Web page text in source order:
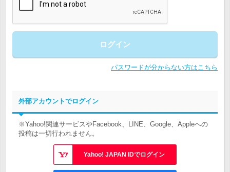
ログイン
パスワードが分からない方はこちら
外部アカウントでログイン
※Yahoo!関連サービスやFacebook、LINE、Google、Appleへの
投稿は一切行われません。
Yahoo! JAPAN IDでログイン